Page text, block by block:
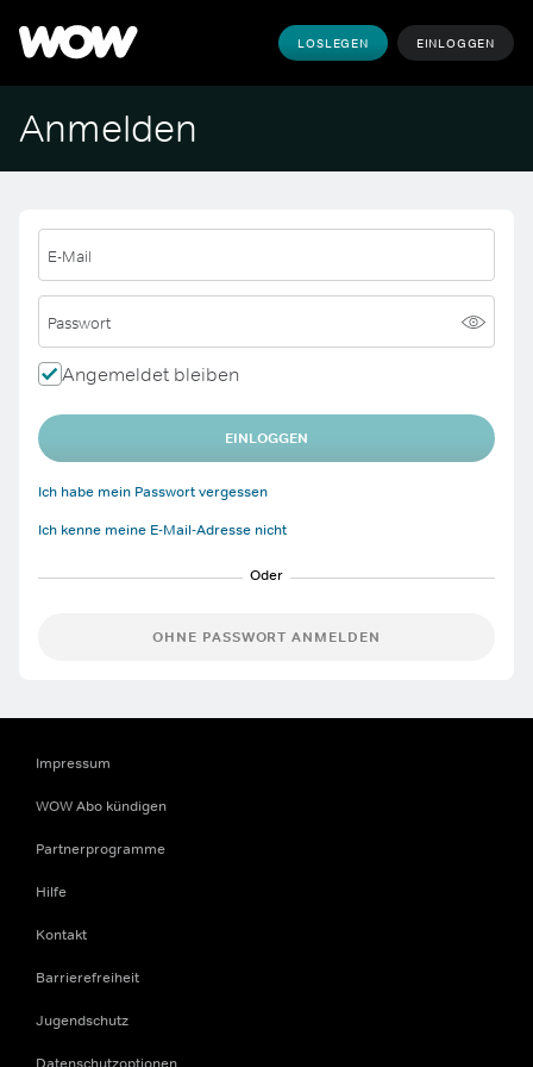
LOSLEGEN EINLOGGEN
Anmelden
E-Mail
Passwort
Angemeldet bleiben
EINLOGGEN
Ich habe mein Passwort vergessen
Ich kenne meine E-Mail-Adresse nicht
OHNE PASSWORT ANMELDEN
Impressum
WOW Abo kündigen
Partnerprogramme
Hilfe
Kontakt
Barrierefreiheit
Jugendschutz